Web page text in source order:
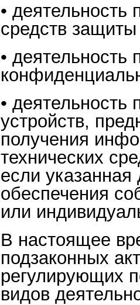
• деятельность
средств
• деятельность
•
устройств,
получения
технических
если указанная
обеспечения
или
В настоящее
подзаконных
регулирующих
видов